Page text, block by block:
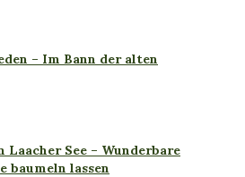
– Im Bann der alten
See – Wunderbare
baumeln lassen